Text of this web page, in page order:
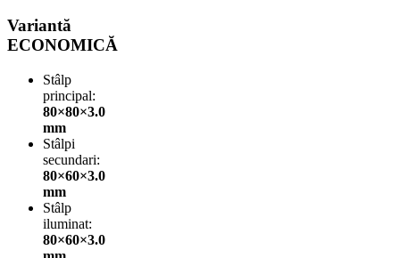
Variantă
ECONOMICĂ
Stâlp
principal:
80×80×3.0
mm
Stâlpi
secundari:
80×60×3.0
mm
Stâlp
iluminat:
80×60×3.0